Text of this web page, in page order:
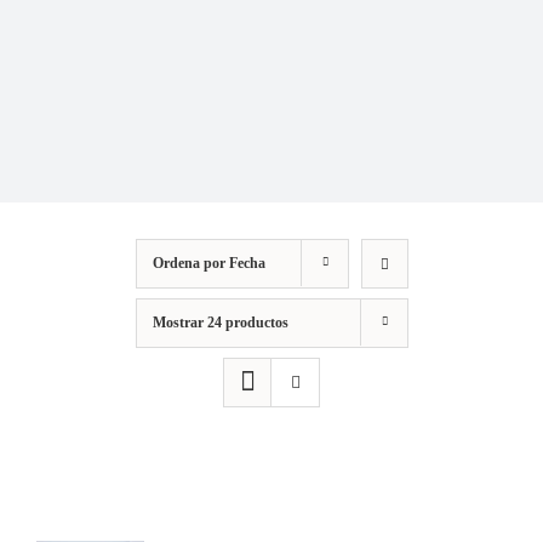
Ordena por Fecha
Mostrar 24 productos